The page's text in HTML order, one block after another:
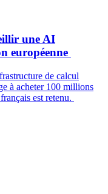
une AI
européenne
de calcul
à acheter 100 millions
est retenu.